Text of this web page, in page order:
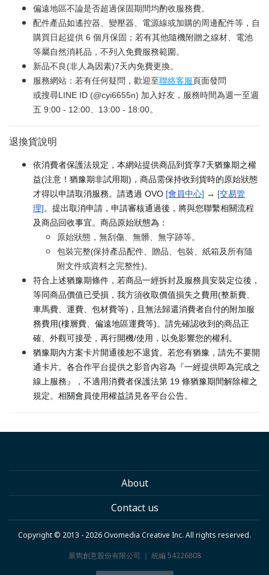
偏遠地區不論是否超過保固期間均酌收服務費。
配件產品如遙控器、變壓器、電源線或加購的周邊配件等，自
購買日起提供 6 個月保固；若有其他隨機附贈之線材、電池
等屬自然消耗品，不列入免費服務範圍。
新品不良(非人為因素)7天內免費更換。
服務網站：若有任何疑問，歡迎至聯絡客服頁面發問
或搜尋LINE ID (@cyi6655n) 加入好友，服務時間為週一至週
五 9:00 - 12:00、13:00 - 18:00。
退換貨說明
依消費者保護法規定，本網站提供商品到貨享7天猶豫期之權
益(注意！猶豫期非試用期)，商品需保持收到貨時的原始狀態
才得以申請取消服務。請透過 OVO [會員中心] → [交易管
理]。提出取消申請，申請審核通過後，將與您聯繫相關流程
及商品回收事宜。商品原始狀態為：
原始狀態，無刮傷、無髒、無字跡等。
包裝完整(保持產品配件、贈品、包裝、紙箱及所有隨
附文件或資料之完整性)。
符合上述猶豫期條件，若商品一經拆封及服務員安裝定位後，
等同商品價值已受損，我方須收取價值損失之費用(整新費、
車馬費、運費、包材費等)，且無法歸還消費者自付的附加服
務費用(樓層費、偏遠地區運費等)。請先確認收到的商品正
確、外觀可接受，再行開機/使用，以免影響您的權利。
猶豫期內方案卡片開通後恕不退貨。若您有猶豫，請先不要開
通卡片。各合作平台提供之影音內容為『一經提供即為完成之
線上服務』，不適用消費者保護法第 19 條猶豫期間解除權之
規定。相關會員使用權益請見各平台公告。
About
Contact us
Copyright © 2013 - 2026 Ovomedia Creative Inc. All rights reserved.
展雋創意股份有限公司 ｜ 統編 54226808